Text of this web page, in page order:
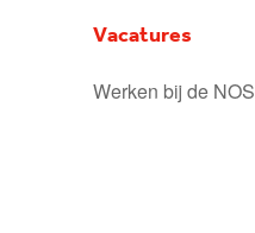
Vacatures
Werken bij de NOS